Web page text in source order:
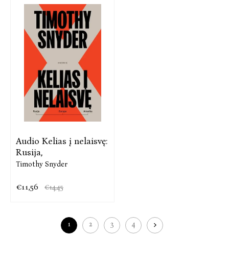
Audio Kelias į nelaisvę:
Rusija,
Timothy Snyder
€11,56 €14,45
1 2 3 4